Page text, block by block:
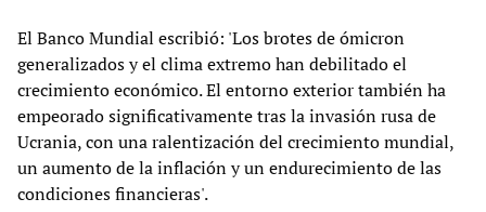
El Banco Mundial escribió: 'Los brotes de ómicron
generalizados y el clima extremo han debilitado el
crecimiento económico. El entorno exterior también ha
empeorado significativamente tras la invasión rusa de
Ucrania, con una ralentización del crecimiento mundial,
un aumento de la inflación y un endurecimiento de las
condiciones financieras'.